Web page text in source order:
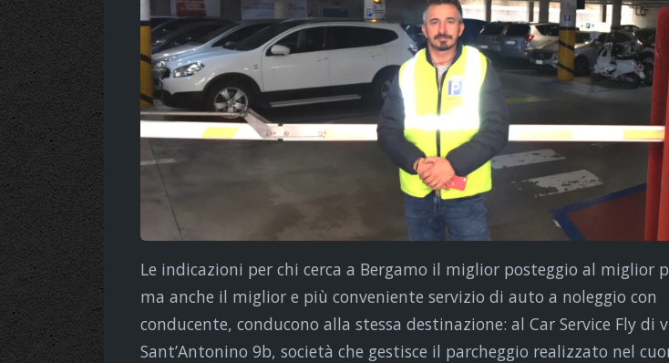
Le indicazioni per chi cerca a Bergamo il miglior posteggio al miglior
ma anche il miglior e più conveniente servizio di auto a noleggio con
conducente, conducono alla stessa destinazione: al Car Service Fly di
Sant’Antonino 9b, società che gestisce il parcheggio realizzato nel